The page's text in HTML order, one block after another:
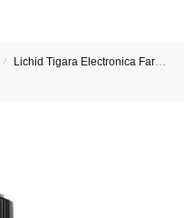
/ Lichid Tigara Electronica Fara Nicotina